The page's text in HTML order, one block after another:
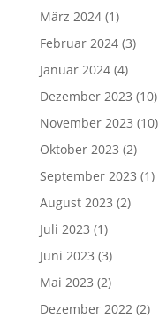
März 2024(1)
Februar 2024(3)
Januar 2024(4)
Dezember 2023 (10)
November 2023 (10)
Oktober 2023 (2)
September 2023 (1)
August 2023 (2)
Juli 2023 (1)
Juni 2023 (3)
Mai 2023 (2)
Dezember 2022(2)